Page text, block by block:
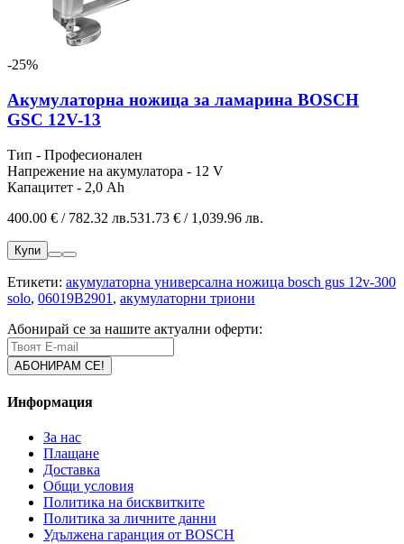
-25%
Акумулаторна ножица за ламарина BOSCH
GSC 12V-13
Тип - Професионален
Напрежение на акумулатора - 12 V
Капацитет - 2,0 Ah
400.00 € / 782.32 лв.531.73 € / 1,039.96 лв.
Купи
Етикети: акумулаторна универсална ножица bosch gus 12v-300
solo, 06019B2901 , акумулаторни триони
Абонирай се за нашите актуални оферти:
Информация
За нас
Плащане
Доставка
Общи условия
Политика на бисквитките
Политика за личните данни
Удължена гаранция от BOSCH